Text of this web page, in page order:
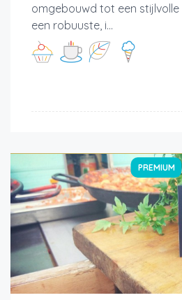
omgebouwd tot een
een robuuste, i...
PREMIUM